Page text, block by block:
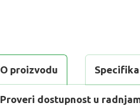
O proizvodu
Proveri dostupnost u